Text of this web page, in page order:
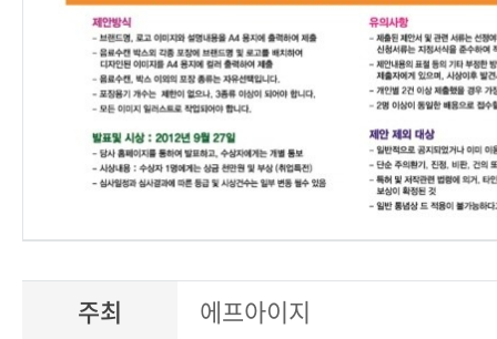
주최
에프아이지